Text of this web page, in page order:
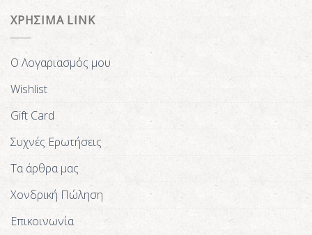
ΧΡΗΣΙΜΑ LINK
Ο Λογαριασμός μου
Wishlist
Gift Card
Συχνές Ερωτήσεις
Τα άρθρα μας
Χονδρική Πώληση
Επικοινωνία